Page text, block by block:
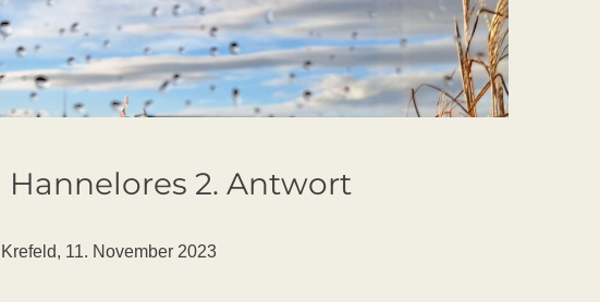
Hannelores 2. Antwort
Krefeld, 11. November 2023